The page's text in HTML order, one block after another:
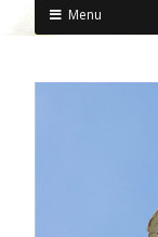
Menu